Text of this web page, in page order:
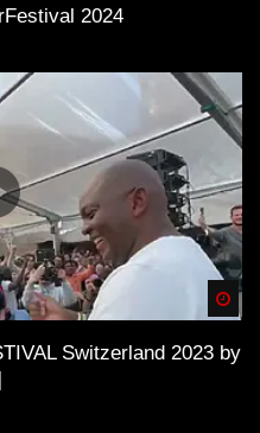
2024
Switzerland 2023 by